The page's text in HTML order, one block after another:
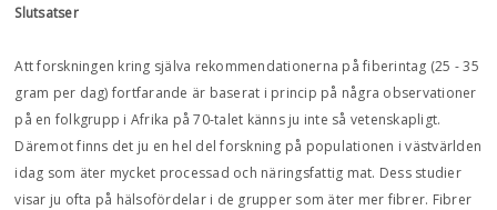
Slutsatser
Att forskningen kring själva rekommendationerna på fiberintag (25 - 35
gram per dag) fortfarande är baserat i princip på några observationer
på en folkgrupp i Afrika på 70-talet känns ju inte så vetenskapligt.
Däremot finns det ju en hel del forskning på populationen i västvärlden
idag som äter mycket processad och näringsfattig mat. Dess studier
visar ju ofta på hälsofördelar i de grupper som äter mer fibrer. Fibrer